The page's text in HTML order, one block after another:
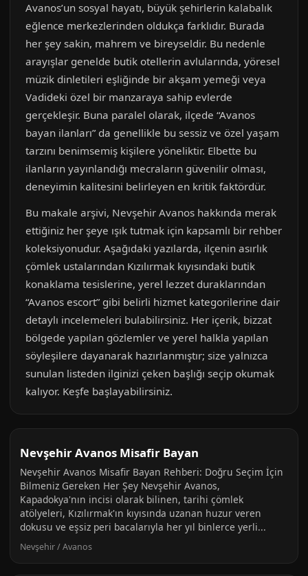
Avanos’un sosyal hayatı, büyük şehirlerin kalabalık
eğlence merkezlerinden oldukça farklıdır. Burada
her şey sakin, mahrem ve bireyseldir. Bu nedenle
arayışlar genelde butik otellerin avlularında, yöresel
müzik dinletileri eşliğinde bir akşam yemeği veya
Vadideki özel bir manzaraya sahip evlerde
gerçekleşir. Buna paralel olarak, ilçede “Avanos
bayan ilanları” da genellikle bu sessiz ve özel yaşam
tarzını benimsemiş kişilere yöneliktir. Elbette bu
ilanların yayınlandığı mecraların güvenilir olması,
deneyimin kalitesini belirleyen en kritik faktördür.
Bu makale arşivi, Nevşehir Avanos hakkında merak
ettiğiniz her şeye ışık tutmak için kapsamlı bir rehber
koleksiyonudur. Aşağıdaki yazılarda, ilçenin asırlık
çömlek ustalarından Kızılırmak kıyısındaki butik
konaklama tesislerine, yerel lezzet duraklarından
“Avanos escort” gibi belirli hizmet kategorilerine dair
detaylı incelemeleri bulabilirsiniz. Her içerik, bizzat
bölgede yapılan gözlemler ve yerel halkla yapılan
söyleşilere dayanarak hazırlanmıştır; size yalnızca
sunulan listeden ilginizi çeken başlığı seçip okumak
kalıyor. Keşfe başlayabilirsiniz.
Nevşehir Avanos Misafir Bayan
Nevşehir Avanos Misafir Bayan Rehberi: Doğru Seçim İçin
Bilmeniz Gereken Her Şey Nevşehir Avanos,
Kapadokya'nın incisi olarak bilinen, tarihi çömlek
atölyeleri, Kızılırmak'ın kıyısında uzanan huzur veren
dokusu ve eşsiz peri bacalarıyla her yıl binlerce yerli...
Nevşehir / Avanos